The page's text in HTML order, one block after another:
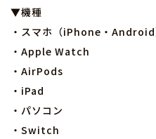
▼機種
・スマホ（iPhone・Android
・Apple Watch
・AirPods
・iPad
・パソコン
・Switch